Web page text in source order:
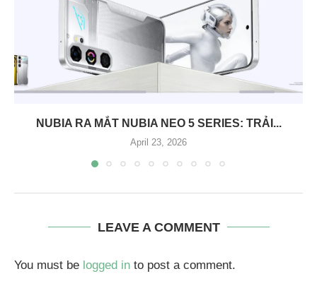
NUBIA RA MẮT NUBIA NEO 5 SERIES: TRẢI...
April 23, 2026
LEAVE A COMMENT
You must be logged in to post a comment.